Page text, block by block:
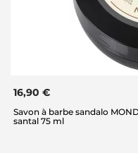
16,90 €
Savon à barbe sandalo
santal 75 ml